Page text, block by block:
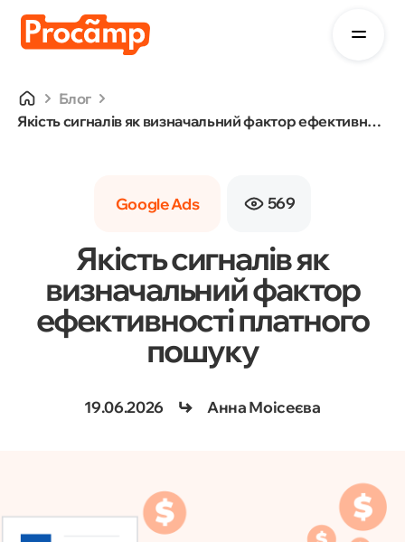
Блог
Якість сигналів як визначальний фактор ефективності платного пошуку
Google Ads 569
Якість сигналів як
визначальний фактор
ефективності платного
пошуку
19.06.2026 Анна Моісеєва